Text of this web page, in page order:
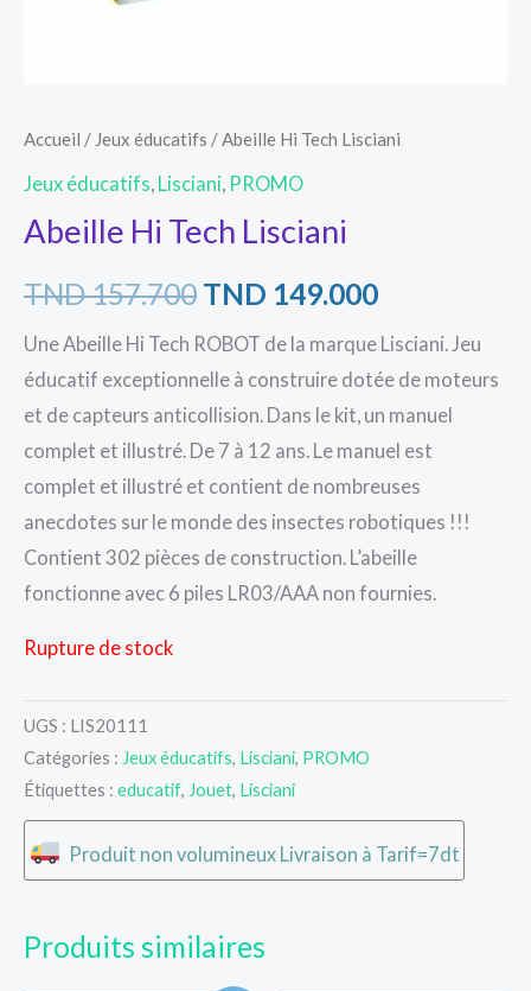
Accueil / Jeux éducatifs / Abeille Hi Tech Lisciani
Jeux éducatifs Lisciani PROMO
Abeille Hi Tech Lisciani
TND157.700 TND 149.000
Une Abeille Hi Tech ROBOT de la marque Lisciani. Jeu
éducatif exceptionnelle à construire dotée de moteurs
et de capteurs anticollision. Dans le kit, un manuel
complet et illustré. De 7 à 12 ans. Le manuel est
complet et illustré et contient de nombreuses
anecdotes sur le monde des insectes robotiques !!!
Contient 302 pièces de construction. L’abeille
fonctionne avec 6 piles LR03/AAA non fournies.
Rupture de stock
UGS : LIS20111
Catégories : Jeux éducatifs, Lisciani, PROMO
Étiquettes : educatif, Jouet, Lisciani
Produit non volumineux Livraison à Tarif=7dt
Produits similaires